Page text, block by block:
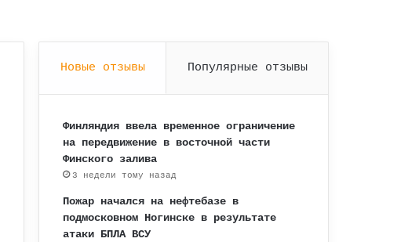
Новые отзывы Популярные отзывы
Финляндия ввела временное ограничение
на передвижение в восточной части
Финского залива
3 недели тому назад
Пожар начался на нефтебазе в
подмосковном Ногинске в результате
атаки БПЛА ВСУ